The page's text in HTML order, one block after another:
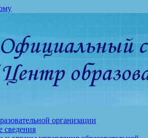
организации
сведения